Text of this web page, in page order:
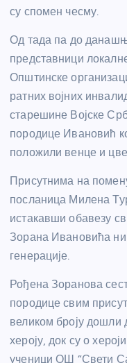
су спомен чесму.
Од тада па до
представници
Општинске
ратних војних
старешине Војске
породице Ивановић
положили венце и
Присутнима на
посланица Милена
истакавши обавезу
Зорана Ивановића
генерације.
Рођена Зоранова
породице свим
великом броју дошли
хероју, док су о
ученици ОШ “Свети